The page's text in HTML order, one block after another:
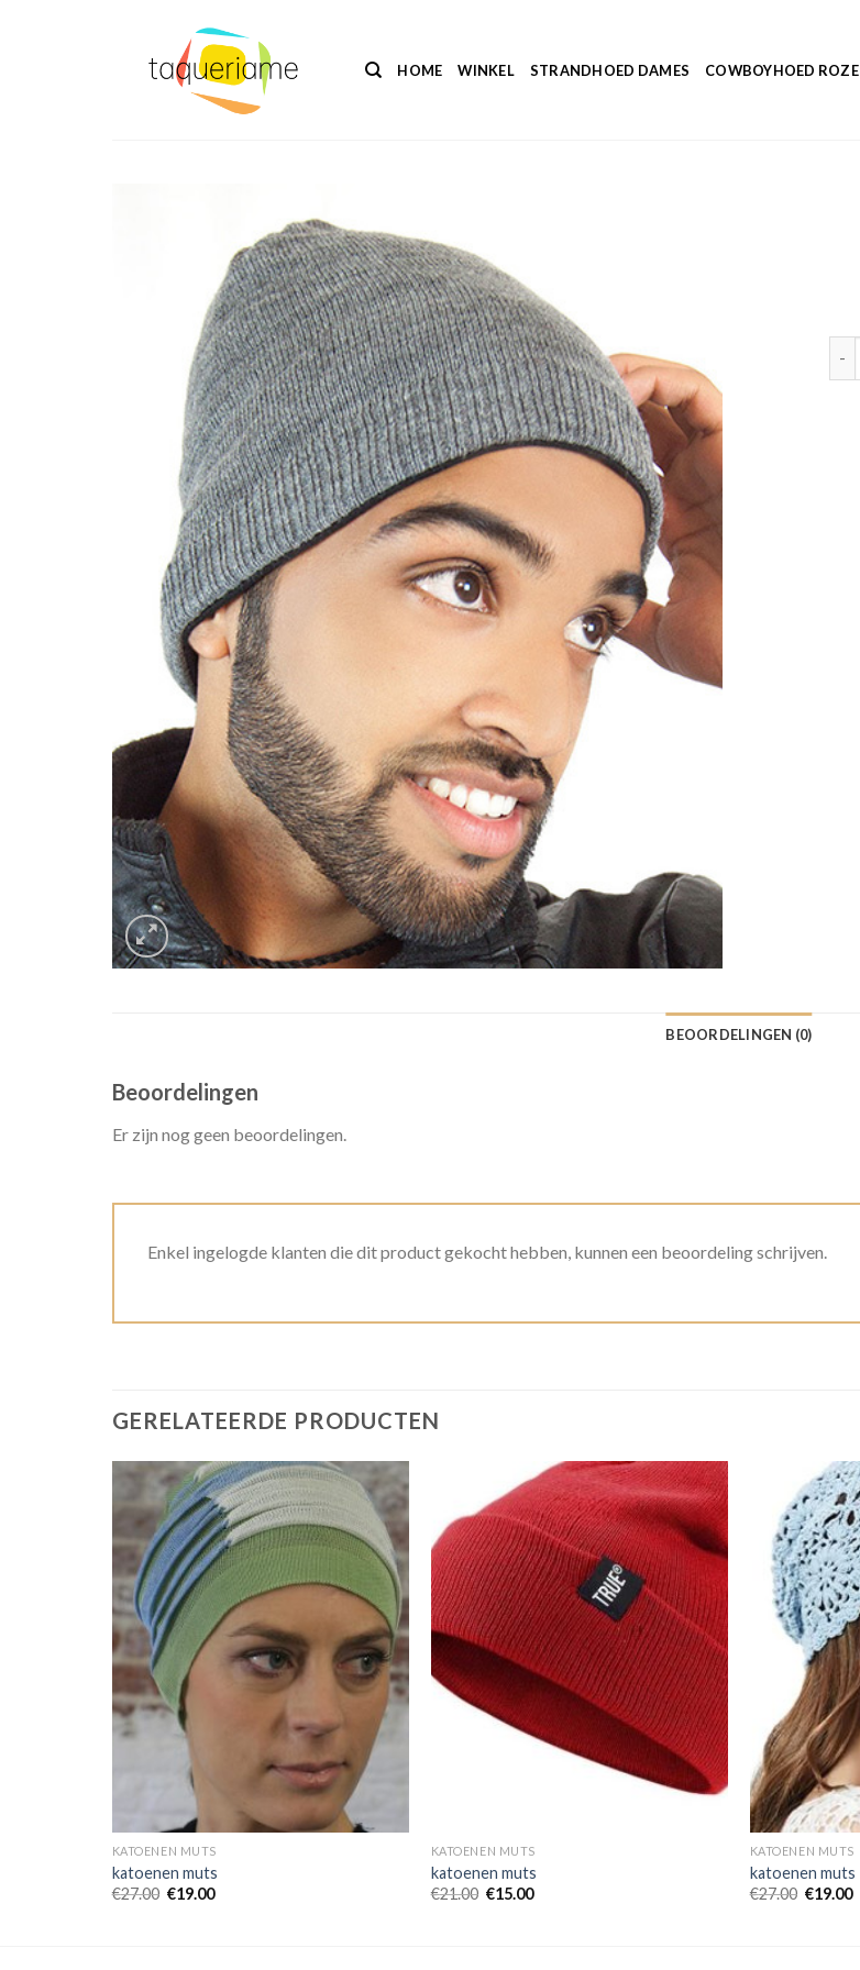
HOME WINKEL STRANDHOED DAMES COWBOYHOED ROZE
BEOORDELINGEN (0)
Beoordelingen
Er zijn nog geen beoordelingen.
Enkel ingelogde klanten die dit product gekocht hebben, kunnen een beoordeling schrijven.
GERELATEERDE PRODUCTEN
KATOENEN MUTS
katoenen muts
€27.00 €19.00
KATOENEN MUTS
katoenen muts
€21.00 €15.00
KATOENEN MUTS
katoenen muts
€27.00 €19.00